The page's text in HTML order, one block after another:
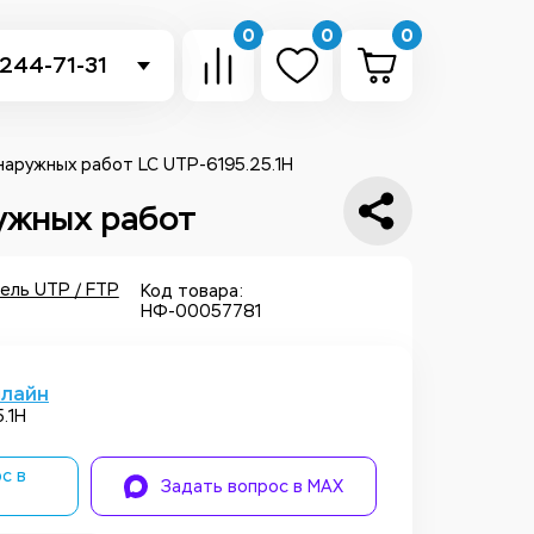
71-31
Telegram
Whatsapp
звонок
0 0 0
работ LC UTP-6195.25.1H
работ
UTP / FTP
Код товара:
НФ-00057781
в
Задать вопрос в MAX